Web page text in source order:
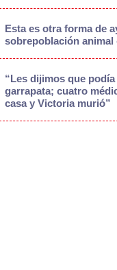
Esta es otra forma de
sobrepoblación animal
“Les dijimos que
garrapata; cuatro
casa y Victoria murió”